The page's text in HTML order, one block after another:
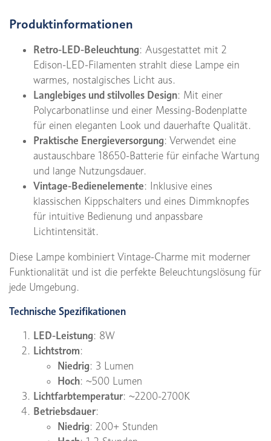
Produktinformationen
Retro-LED-Beleuchtung: Ausgestattet mit 2
Edison-LED-Filamenten strahlt diese Lampe ein
warmes, nostalgisches Licht aus.
Langlebiges und stilvolles Design: Mit einer
Polycarbonatlinse und einer Messing-Bodenplatte
für einen eleganten Look und dauerhafte Qualität.
Praktische Energieversorgung: Verwendet eine
austauschbare 18650-Batterie für einfache Wartung
und lange Nutzungsdauer.
Vintage-Bedienelemente: Inklusive eines
klassischen Kippschalters und eines Dimmknopfes
für intuitive Bedienung und anpassbare
Lichtintensität.
Diese Lampe kombiniert Vintage-Charme mit moderner
Funktionalität und ist die perfekte Beleuchtungslösung für
jede Umgebung.
Technische Spezifikationen
LED-Leistung: 8W
Lichtstrom:
Niedrig: 3 Lumen
Hoch: ~500 Lumen
Lichtfarbtemperatur: ~2200-2700K
Betriebsdauer:
Niedrig: 200+ Stunden